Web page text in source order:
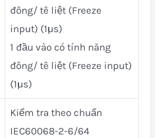
đông/ tê liệt (Freeze
input) (1µs)
1 đầu vào có tính năng
đông/ tê liệt (Freeze input)
(1µs)
Kiểm tra theo chuẩn
IEC60068-2-6/64